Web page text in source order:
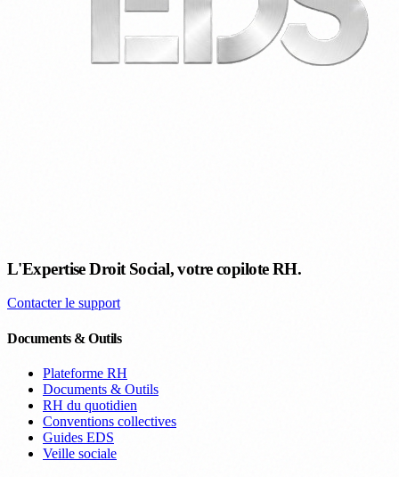
L'Expertise Droit Social, votre copilote RH.
Contacter le support
Documents & Outils
Plateforme RH
Documents & Outils
RH du quotidien
Conventions collectives
Guides EDS
Veille sociale